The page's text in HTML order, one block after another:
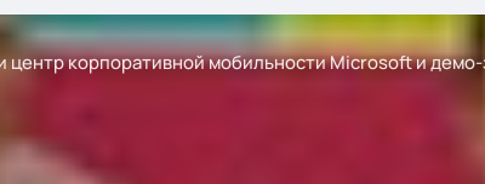
центр корпоративной мобильности Microsoft и